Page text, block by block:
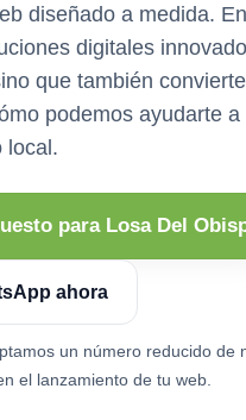
diseñado a medida.
digitales
que también
podemos ayudarte
local.
para Losa Del
ahora
un número reducido de
el lanzamiento de tu web.